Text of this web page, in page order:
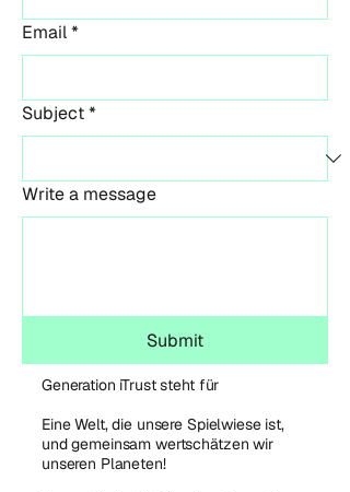
Email*
Subject*
Write a message
Submit
Generation iTrust steht für
Eine Welt, die unsere Spielwiese ist,
und gemeinsam wertschätzen wir
unseren Planeten!